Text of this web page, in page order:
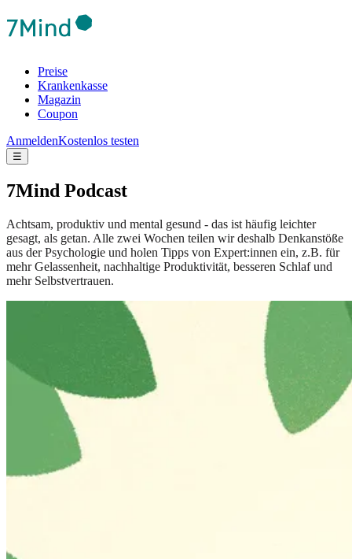
Preise
Krankenkasse
Magazin
Coupon
AnmeldenKostenlos testen
☰
7Mind Podcast
Achtsam, produktiv und mental gesund - das ist häufig leichter
gesagt, als getan. Alle zwei Wochen teilen wir deshalb Denkanstöße
aus der Psychologie und holen Tipps von Expert:innen ein, z.B. für
mehr Gelassenheit, nachhaltige Produktivität, besseren Schlaf und
mehr Selbstvertrauen.